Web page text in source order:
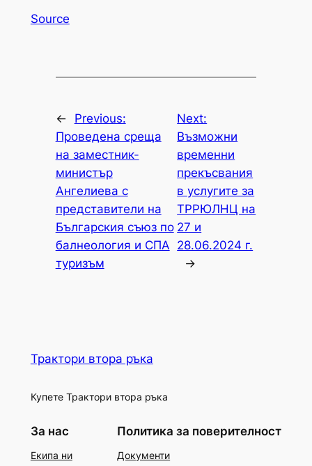
Source
←
Previous:
Проведена среща
на заместник-
министър
Ангелиева с
представители на
Българския съюз по
балнеология и СПА
туризъм
Next:
Възможни
временни
прекъсвания
в услугите за
ТРРЮЛНЦ на
27 и
28.06.2024 г.
→
Трактори втора ръка
Купете Трактори втора ръка
За нас
Екипа ни
Политика за поверителност
Документи